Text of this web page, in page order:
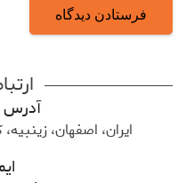
فرستادن دیدگاه
آدرس
ایران، اصفهان، زینبیه، کیلومتر 6